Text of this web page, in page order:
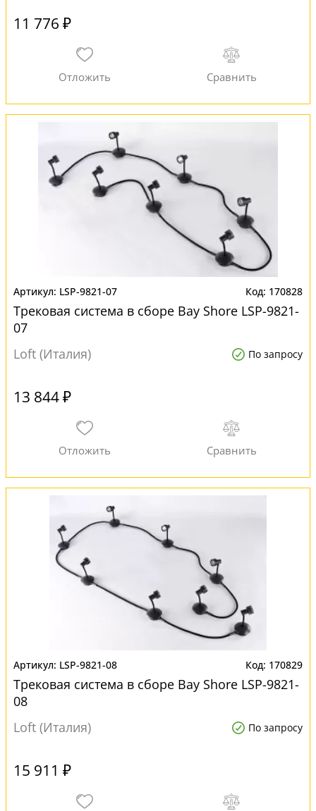
11 776 ₽
LSP-9821-07 170828
Трековая система в сборе Bay Shore LSP-9821-
07
Loft (Италия)
По запросу
13 844 ₽
LSP-9821-08 170829
Трековая система в сборе Bay Shore LSP-9821-
08
Loft (Италия)
По запросу
15 911 ₽